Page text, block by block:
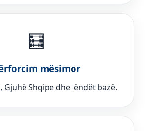
🧮
mësimor
Gjuhë Shqipe dhe lëndët bazë.